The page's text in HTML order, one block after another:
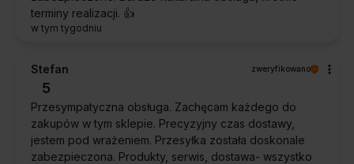
terminy realizacji. 👍️
w tym tygodniu
Stefan zweryfikowano
5
Przesympatyczna obsługa. Zachęcam każdego do
zakupów w tym sklepie. Precyzyjny czas dostawy,
jestem pod wrażeniem. Przesyłka została doskonale
zabezpieczona. Produkty, serwis, dostawa- wszystko